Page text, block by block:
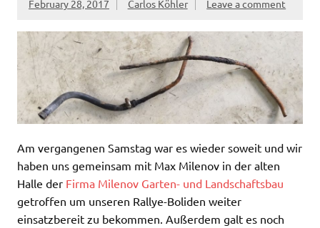
February 28, 2017 Carlos Köhler Leave a comment
Am vergangenen Samstag war es wieder soweit und wir
haben uns gemeinsam mit Max Milenov in der alten
Halle der Firma Milenov Garten- und Landschaftsbau
getroffen um unseren Rallye-Boliden weiter
einsatzbereit zu bekommen. Außerdem galt es noch